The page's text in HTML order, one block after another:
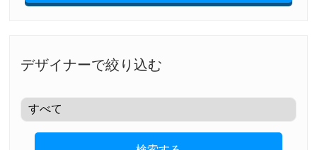
デザイナーで絞り込む